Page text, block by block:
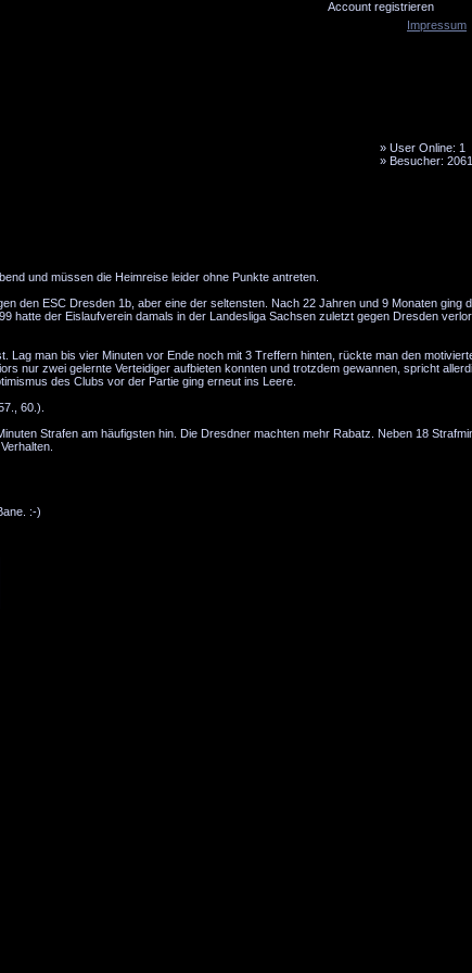
Account registrieren
» User Online: 1
» Besucher:
und müssen die Heimreise leider ohne Punkte antreten.
den ESC Dresden 1b, aber eine der seltensten. Nach 22 Jahren und 9 Monaten ging
hatte der Eislaufverein damals in der Landesliga Sachsen zuletzt gegen Dresden
Lag man bis vier Minuten vor Ende noch mit 3 Treffern hinten, rückte man den
nur zwei gelernte Verteidiger aufbieten konnten und trotzdem gewannen, spricht
des Clubs vor der Partie ging erneut ins Leere.
60.).
Strafen am häufigsten hin. Die Dresdner machten mehr Rabatz. Neben 18
:-)
Impressum